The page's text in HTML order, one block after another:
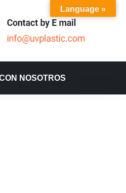
NOSOTROS
Language »